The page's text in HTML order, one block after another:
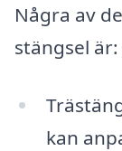
Några av
stängsel är:
kan